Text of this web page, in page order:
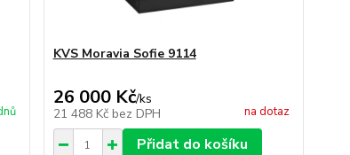
KVS Moravia Sofie 9114
26 000 Kč/ks
21 488 Kč bez DPH na dotaz
Přidat do košíku